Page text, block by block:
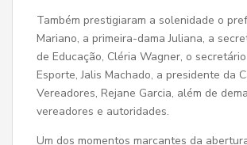
Também prestigiaram a solenidade o
Mariano, a primeira-dama Juliana, a
de Educação, Cléria Wagner, o
Esporte, Jalis Machado, a presidente da
Vereadores, Rejane Garcia, além de
vereadores e autoridades.
Um dos momentos marcantes da